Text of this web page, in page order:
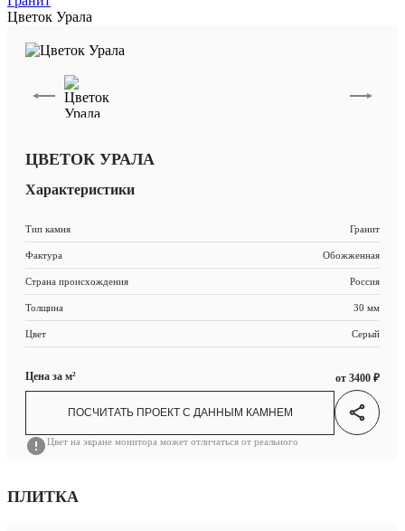
Цветок Урала
ЦВЕТОК УРАЛА
Характеристики
Тип камня Гранит
Фактура Обожженная
Страна происхождения Россия
Толщина 30 мм
Цвет Серый
Цена за м² от 3400 ₽
ПОСЧИТАТЬ ПРОЕКТ С ДАННЫМ КАМНЕМ
Цвет на экране монитора может отличаться от реального
ПЛИТКА